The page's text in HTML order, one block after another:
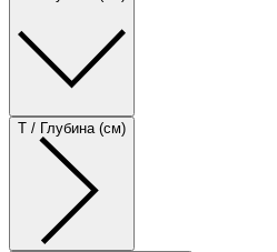
T / Глубина (см)